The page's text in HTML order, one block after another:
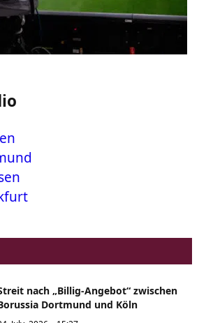
nach „Billig-Angebot“ zwischen
Dortmund und Köln